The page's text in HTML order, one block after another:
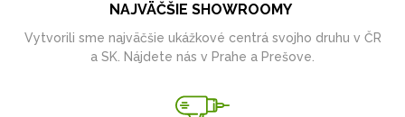
NAJVÄČŠIE SHOWROOMY
Vytvorili sme najväčšie ukážkové centrá svojho druhu v ČR
a SK. Nájdete nás v Prahe a Prešove.